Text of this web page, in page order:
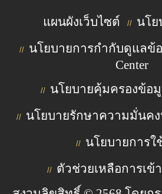
แผนผังเว็บไซต์ // นโย
// นโยบายการกำกับดูแลข้อ
Center
// นโยบายคุ้มครองข้อ
// นโยบายรักษาความมั่นค
// นโยบายการใ
// ตัวช่วยเหลือการเข้